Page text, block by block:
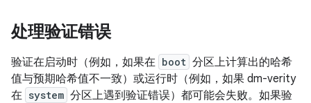
处理验证错误
验证在启动时（例如，如果在 boot 分区上计算出的哈希
值与预期哈希值不一致）或运行时（例如，如果 dm-verity
在 system 分区上遇到验证错误）都可能会失败。如果验